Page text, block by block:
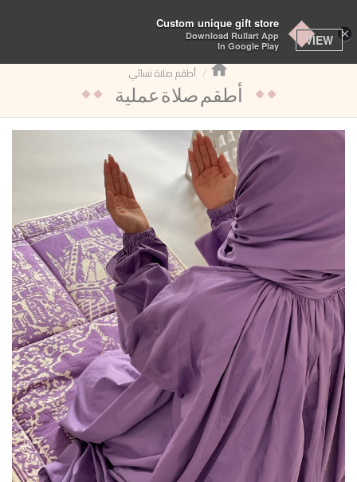
تبديل
التنقل
أطقم صلاة نسائي
أطقم صلاة عملية
×
Custom unique gift store
Download Rullart App
In Google Play
VIEW